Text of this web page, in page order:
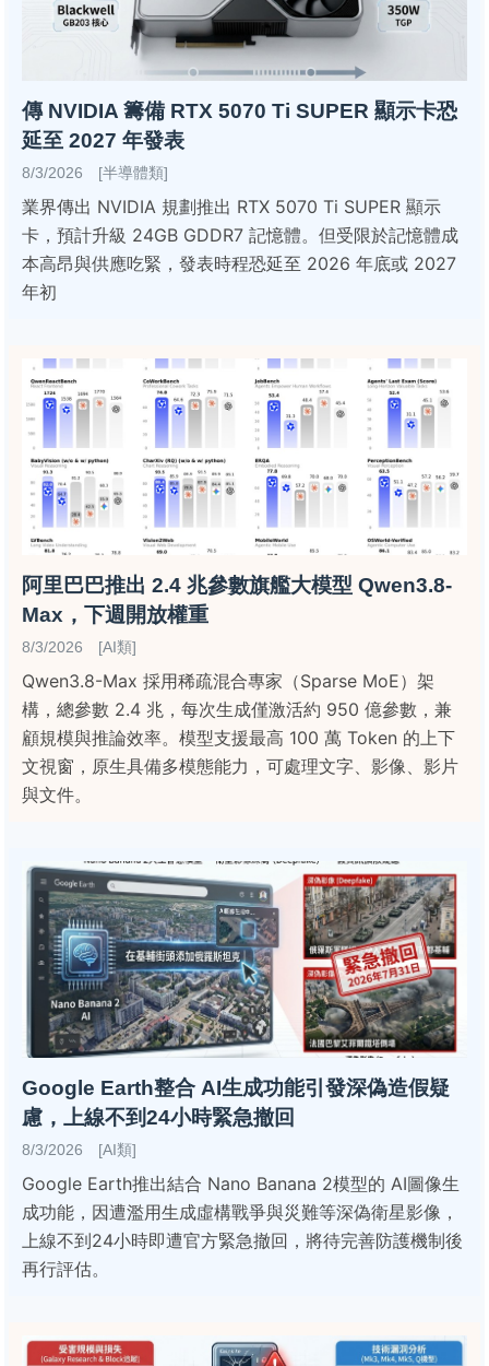
傳 NVIDIA 籌備 RTX 5070 Ti SUPER 顯示卡恐
延至 2027 年發表
8/3/2026 [半導體類]
業界傳出 NVIDIA 規劃推出 RTX 5070 Ti SUPER 顯示
卡，預計升級 24GB GDDR7 記憶體。但受限於記憶體成
本高昂與供應吃緊，發表時程恐延至 2026 年底或 2027
年初
阿里巴巴推出 2.4 兆參數旗艦大模型 Qwen3.8-
Max，下週開放權重
8/3/2026 [AI類]
Qwen3.8-Max 採用稀疏混合專家（Sparse MoE）架
構，總參數 2.4 兆，每次生成僅激活約 950 億參數，兼
顧規模與推論效率。模型支援最高 100 萬 Token 的上下
文視窗，原生具備多模態能力，可處理文字、影像、影片
與文件。
Google Earth整合 AI生成功能引發深偽造假疑
慮，上線不到24小時緊急撤回
8/3/2026 [AI類]
Google Earth推出結合 Nano Banana 2模型的 AI圖像生
成功能，因遭濫用生成虛構戰爭與災難等深偽衛星影像，
上線不到24小時即遭官方緊急撤回，將待完善防護機制後
再行評估。